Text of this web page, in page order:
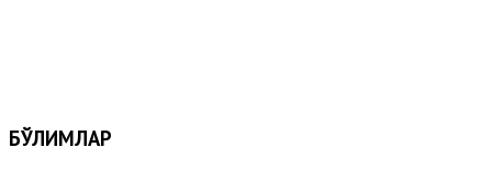
БЎЛИМЛАР